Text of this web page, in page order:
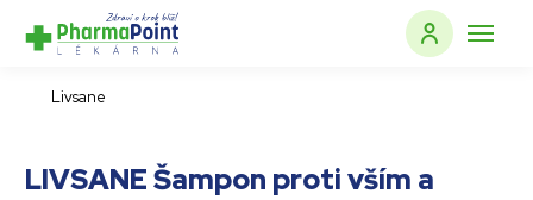
Livsane
LIVSANE Šampon proti vším a